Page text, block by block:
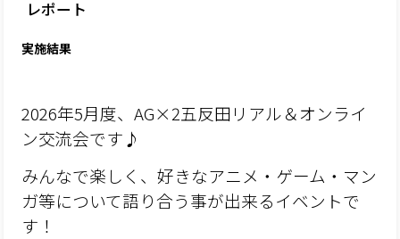
レポート
実施結果
2026年5月度、AG×2五反田リアル＆オンライ
ン交流会です♪
みんなで楽しく、好きなアニメ・ゲーム・マン
ガ等について語り合う事が出来るイベントで
す！